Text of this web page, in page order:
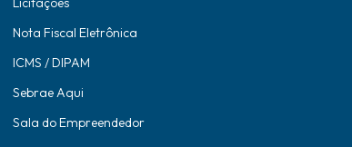
Nota Fiscal Eletrônica
ICMS / DIPAM
Sebrae Aqui
Sala do Empreendedor